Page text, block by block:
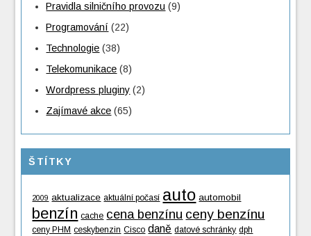
Pravidla silničního provozu (9)
Programování (22)
Technologie (38)
Telekomunikace (8)
Wordpress pluginy (2)
Zajímavé akce (65)
ŠTÍTKY
2009 aktualizace aktuální počasí auto automobil
benzín cache cena benzínu ceny benzínu
ceny PHM ceskybenzin Cisco daně datové schránky dph